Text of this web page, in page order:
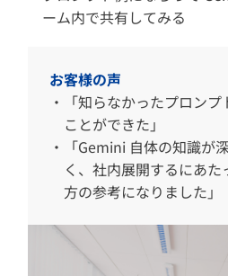
ーム内で共有してみる
お客様の声
「知らなかったプロン
ことができた」
「Gemini 自体の知識が
く、社内展開するにあ
方の参考になりました」